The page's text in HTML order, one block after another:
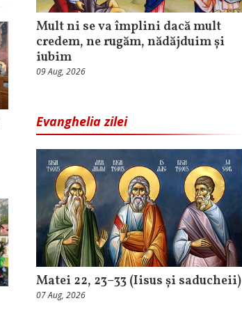
Mult ni se va împlini dacă mult
credem, ne rugăm, nădăjduim și
iubim
09 Aug, 2026
Evanghelia zilei
Matei 22, 23–33 (Iisus și saducheii)
07 Aug, 2026